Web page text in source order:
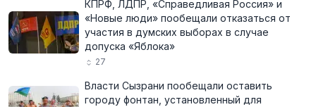
КПРФ, ЛДПР, «Справедливая Россия» и
«Новые люди» пообещали отказаться от
участия в думских выборах в случае
допуска «Яблока»
27
Власти Сызрани пообещали оставить
городу фонтан, установленный для